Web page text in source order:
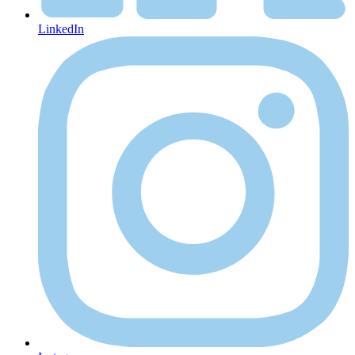
LinkedIn